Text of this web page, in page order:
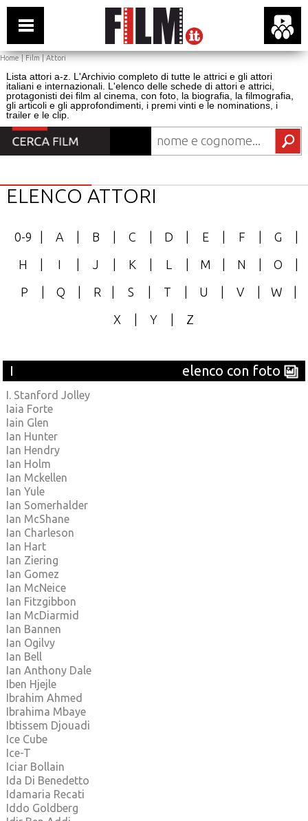
Home|Film|Attori
Lista attori a-z. L'Archivio completo di tutte le attrici e gli attori
italiani e internazionali. L'elenco delle schede di attori e attrici,
protagonisti dei film al cinema, con foto, la biografia, la filmografia,
gli articoli e gli approfondimenti, i premi vinti e le nominations, i
trailer e le clip.
ELENCO ATTORI
0-9 A B C D E F G
H
I J K L M N O
P
Q R S T U V W
X
Y Z
I elenco con foto
I. Stanford Jolley
Iaia Forte
Iain Glen
Ian Hunter
Ian Hendry
Ian Holm
Ian Mckellen
Ian Yule
Ian Somerhalder
Ian McShane
Ian Charleson
Ian Hart
Ian Ziering
Ian Gomez
Ian McNeice
Ian Fitzgibbon
Ian McDiarmid
Ian Bannen
Ian Ogilvy
Ian Bell
Ian Anthony Dale
Iben Hjejle
Ibrahim Ahmed
Ibrahima Mbaye
Ibtissem Djouadi
Ice Cube
Ice-T
Iciar Bollain
Ida Di Benedetto
Idamaria Recati
Iddo Goldberg